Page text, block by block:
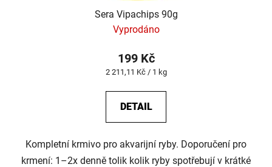
Sera Vipachips 90g
Vyprodáno
199 Kč
Měrná
2 211,11 Kč / 1 kg
DETAIL
Kompletní krmivo pro akvarijní ryby. Doporučení pro
krmení: 1–2x denně tolik kolik ryby spotřebují v krátké